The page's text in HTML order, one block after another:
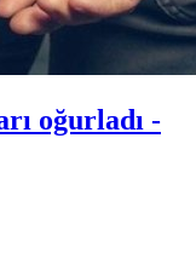
oğurladı -